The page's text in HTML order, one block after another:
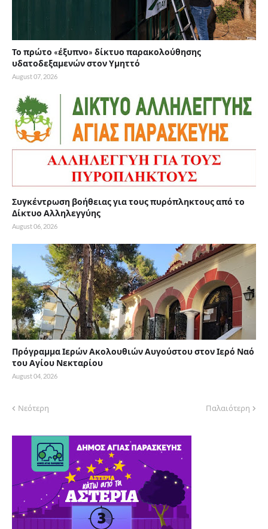
Το πρώτο «έξυπνο» δίκτυο παρακολούθησης
υδατοδεξαμενών στον Υμηττό
August 07, 2026
Συγκέντρωση βοήθειας για τους πυρόπληκτους από το
Δίκτυο Αλληλεγγύης
August 06, 2026
Πρόγραμμα Ιερών Ακολουθιών Αυγούστου στον Ιερό Ναό
του Αγίου Νεκταρίου
August 04, 2026
Νεότερη Παλαιότερη